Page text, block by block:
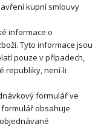
kupní smlouvy
informace o
Tyto informace jsou
pouze v případech,
republiky, není-li
formulář ve
obsahuje